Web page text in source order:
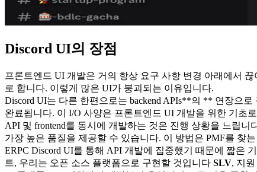
Discord UI의 장점
프론트엔드 UI 개발은 거의 항상 요구 사항 변경 아래에서
로 합니다. 이렇게 많은 UI가 붕괴되는 이유입니다.
Discord UI는 다른 한편으로는 backend APIs**의 ** 연장으
완료됩니다. 이 I/O 사양은 프론트엔드 UI 개발을 위한 기초
API 및 frontend를 동시에 개발하는 것은 진행 상황을 느립
가장 높은 품질을 제공할 수 있습니다. 이 방법은 PMF를 찾
ERPC Discord UI를 통해 API 개발에 집중했기 때문에 짧은
트, 우리는 오픈 소스 플랫폼으로 구현할 것입니다 SLV, 지